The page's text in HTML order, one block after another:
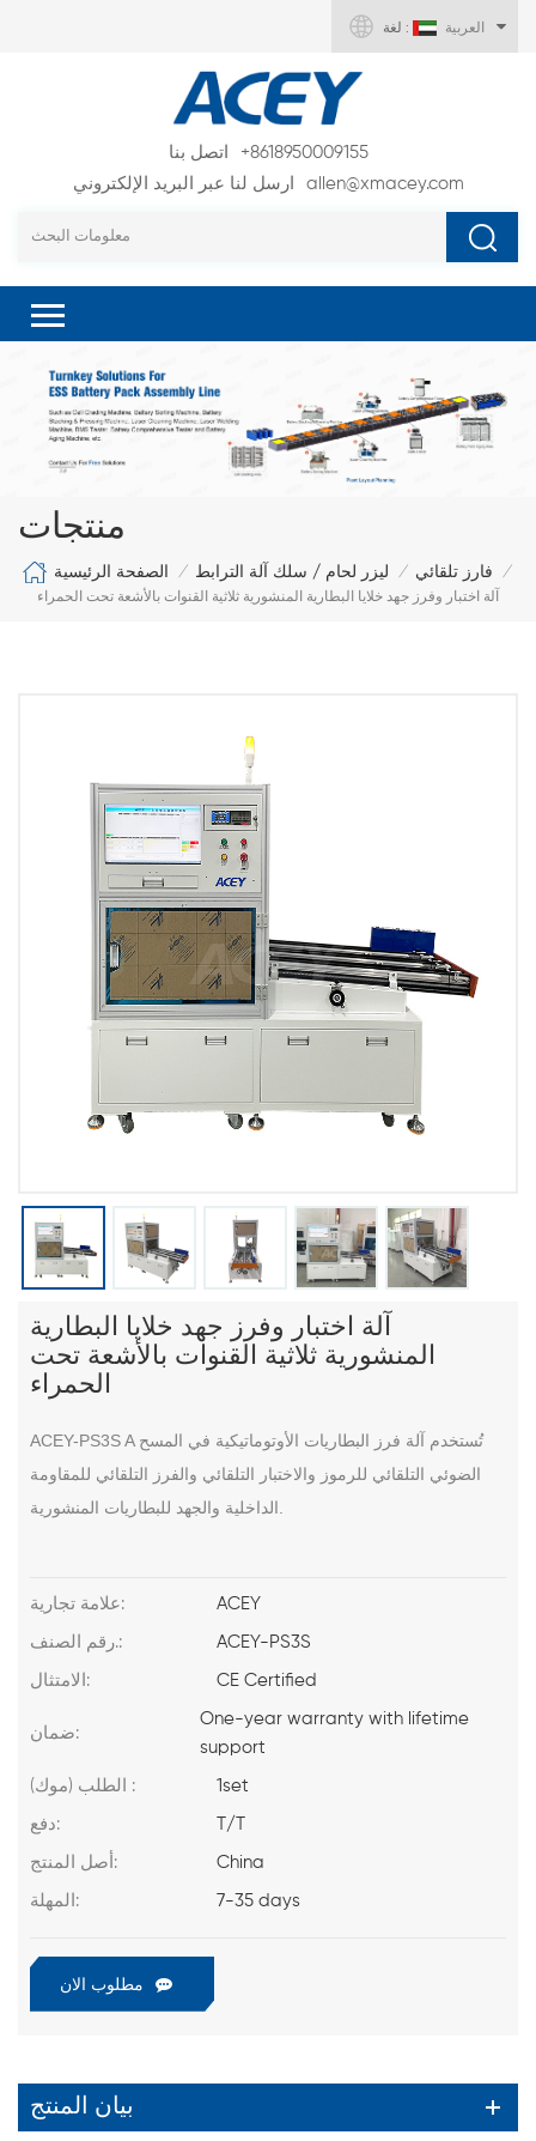
لغة : العربية
اتصل بنا
+8618950009155
ارسل لنا عبر البريد الإلكتروني
allen@xmacey.com
منتجات
الصفحة الرئيسية / ليزر لحام / سلك آلة الترابط / فارز تلقائي
/
آلة اختبار وفرز جهد خلايا البطارية المنشورية ثلاثية القنوات بالأشعة تحت الحمراء
آلة اختبار وفرز جهد خلايا البطارية
المنشورية ثلاثية القنوات بالأشعة تحت
الحمراء
ACEY-PS3S A تُستخدم آلة فرز البطاريات الأوتوماتيكية في المسح
الضوئي التلقائي للرموز والاختبار التلقائي والفرز التلقائي للمقاومة
علامة تجارية: ACEY
رقم الصنف.: ACEY-PS3S
الامتثال: CE Certified
ضمان:
One-year warranty with lifetime
support
الطلب (موك) : 1set
دفع: T/T
أصل المنتج: China
المهلة: 7-35 days
مطلوب الان
بيان المنتج